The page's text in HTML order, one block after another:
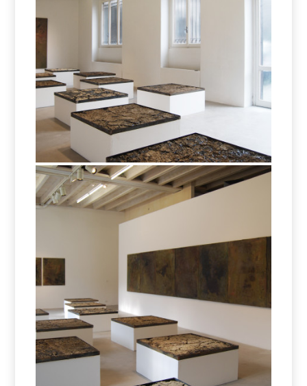
Eltjon Valle – Missing Earth
Eltjon Valle – Missing Earth